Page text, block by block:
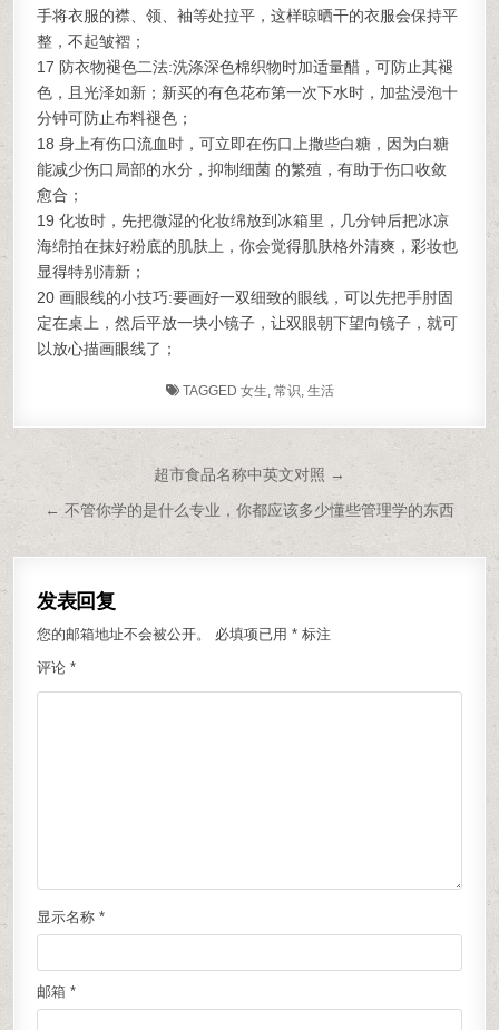
手将衣服的襟、领、袖等处拉平，这样晾晒干的衣服会保持平
整，不起皱褶；
17 防衣物褪色二法:洗涤深色棉织物时加适量醋，可防止其褪
色，且光泽如新；新买的有色花布第一次下水时，加盐浸泡十
分钟可防止布料褪色；
18 身上有伤口流血时，可立即在伤口上撒些白糖，因为白糖
能减少伤口局部的水分，抑制细菌 的繁殖，有助于伤口收敛
愈合；
19 化妆时，先把微湿的化妆绵放到冰箱里，几分钟后把冰凉
海绵拍在抹好粉底的肌肤上，你会觉得肌肤格外清爽，彩妆也
显得特别清新；
20 画眼线的小技巧:要画好一双细致的眼线，可以先把手肘固
定在桌上，然后平放一块小镜子，让双眼朝下望向镜子，就可
以放心描画眼线了；
TAGGED 女生, 常识, 生活
文章导航
超市食品名称中英文对照 →
← 不管你学的是什么专业，你都应该多少懂些管理学的东西
发表回复
您的邮箱地址不会被公开。 必填项已用* 标注
评论*
显示名称*
邮箱*